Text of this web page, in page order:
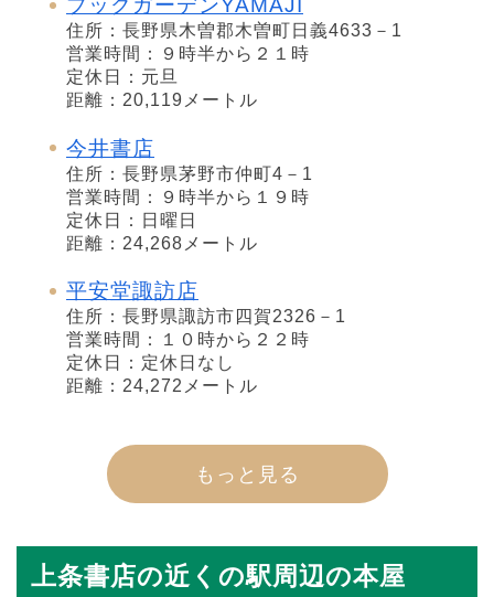
ブックガーデンYAMAJI
住所：長野県木曽郡木曽町日義4633－1
営業時間：９時半から２１時
定休日：元旦
距離：20,119メートル
今井書店
住所：長野県茅野市仲町4－1
営業時間：９時半から１９時
定休日：日曜日
距離：24,268メートル
平安堂諏訪店
住所：長野県諏訪市四賀2326－1
営業時間：１０時から２２時
定休日：定休日なし
距離：24,272メートル
もっと見る
上条書店の近くの駅周辺の本屋